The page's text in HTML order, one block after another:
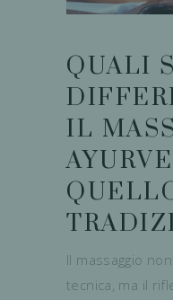
QUALI
IL
Il massaggio
tecnica, ma il